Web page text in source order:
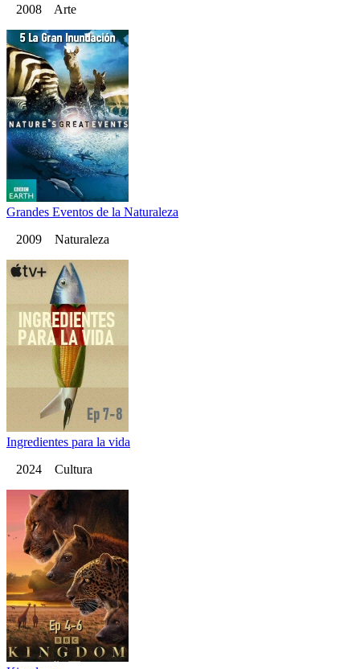
2008 Arte
Grandes Eventos de la Naturaleza
2009 Naturaleza
Ingredientes para la vida
2024 Cultura